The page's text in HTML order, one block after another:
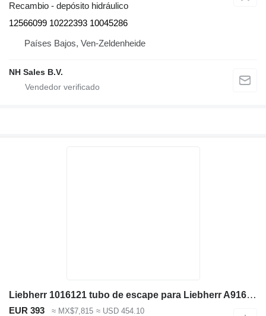
Recambio - depósito hidráulico
12566099 10222393 10045286
Países Bajos, Ven-Zeldenheide
NH Sales B.V.
Liebherr 1016121 tubo de escape para Liebherr A916 / A918 / A918 COMPACT / A920 / A922 RAIL / LH22 M / LH24 M / LH26 M / A914 COMPACT excavadora
EUR 393 ≈ MX$7,815 ≈ USD 454.10